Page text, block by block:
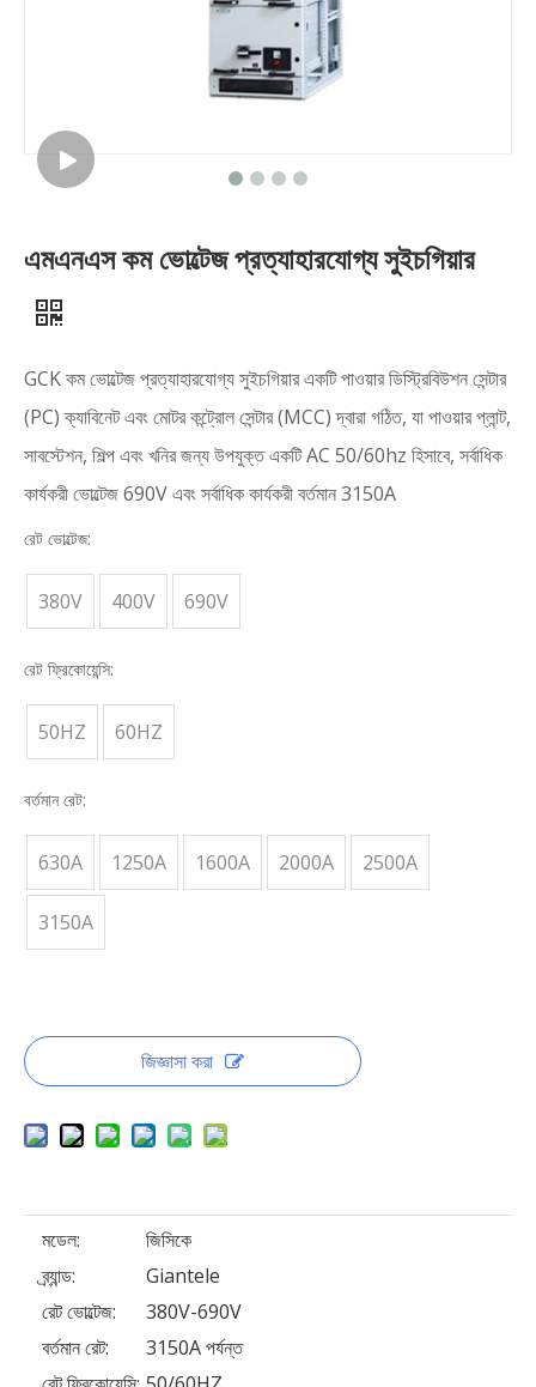
এমএনএস কম ভোল্টেজ প্রত্যাহারযোগ্য সুইচগিয়ার
GCK কম ভোল্টেজ প্রত্যাহারযোগ্য সুইচগিয়ার একটি পাওয়ার ডিস্ট্রিবিউশন সেন্টার
(PC) ক্যাবিনেট এবং মোটর কন্ট্রোল সেন্টার (MCC) দ্বারা গঠিত, যা পাওয়ার প্লান্ট,
সাবস্টেশন, শিল্প এবং খনির জন্য উপযুক্ত একটি AC 50/60hz হিসাবে, সর্বাধিক
কার্যকরী ভোল্টেজ 690V এবং সর্বাধিক কার্যকরী বর্তমান 3150A
রেট ভোল্টেজ:
380V 400V 690V
রেট ফ্রিকোয়েন্সি:
50HZ 60HZ
বর্তমান রেট:
630A 1250A 1600A 2000A 2500A
3150A
জিজ্ঞাসা করা
মডেল:
জিসিকে
ব্র্যান্ড:
Giantele
রেট ভোল্টেজ:
380V-690V
বর্তমান রেট:
3150A পর্যন্ত